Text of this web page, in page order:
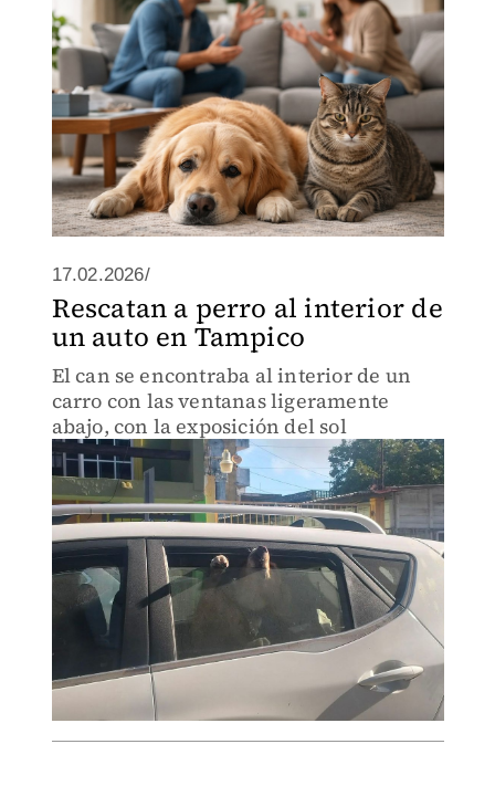
17.02.2026/
Rescatan a perro al interior de
un auto en Tampico
El can se encontraba al interior de un
carro con las ventanas ligeramente
abajo, con la exposición del sol